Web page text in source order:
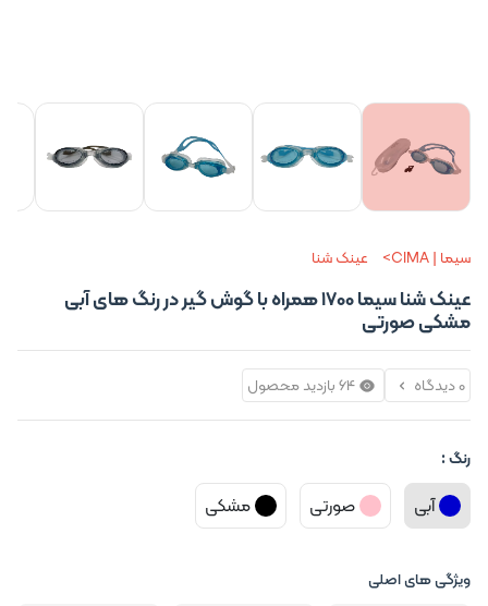
سیما | CIMA عینک شنا
عینک شنا سیما 1700 همراه با گوش گیر در رنگ های آبی
مشکی صورتی
0 دیدگاه 64 بازدید محصول
رنگ :
آبی صورتی مشکی
ویژگی های اصلی